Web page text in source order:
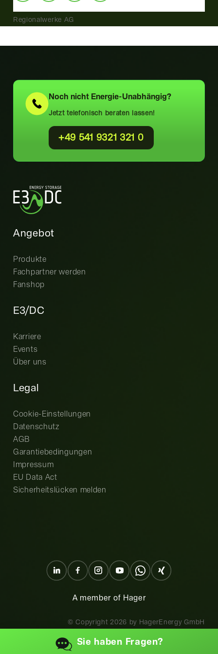
Regionalwerke AG
Noch nicht Energie-Unabhängig?
Jetzt telefonisch beraten lassen!
+49 541 9321 321 0
Angebot
Produkte
Fachpartner werden
Fanshop
E3/DC
Karriere
Events
Über uns
Legal
Cookie-Einstellungen
Datenschutz
AGB
Garantiebedingungen
Impressum
EU Data Act
Sicherheitslücken melden
A member of Hager
© Copyright 2026 by HagerEnergy GmbH
Sie haben Fragen?